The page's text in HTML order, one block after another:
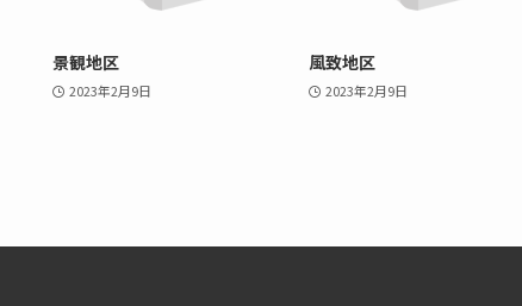
景観地区
2023年2月9日
風致地区
2023年2月9日